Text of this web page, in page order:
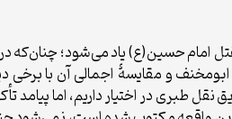
امام حسین(ع) یاد می‌شود؛ چنان‌که
ابومخنف و مقایسۀ اجمالی آن با
طبری در اختیار داریم، اما